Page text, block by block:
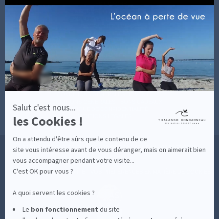
Salut c'est nous...
les Cookies !
On a attendu d'être sûrs que le contenu de ce
site vous intéresse avant de vous déranger, mais on aimerait bien
vous accompagner pendant votre visite...
C'est OK pour vous ?
A quoi servent les cookies ?
Le bon fonctionnement du site
LES COACHS
SOINS AVEC HÉBERGEMENT
BONNES RAISONS DE VENIR
MON COMPTE
MON PANIER
ACCÈS
CONTACT
MESURES D'HYGIÈNE
POLITIQUE DE CONFIDENTIALITÉ
MENTIONS LÉGALES
36 RUE DES SABLES BLANCS - 29900 CONCARNEAU - 02 98 75 05 40
CLIQUEZ-ICI POUR MODIFIER VOS PRÉFÉRENCES EN MATIÈRE DE COOKIES